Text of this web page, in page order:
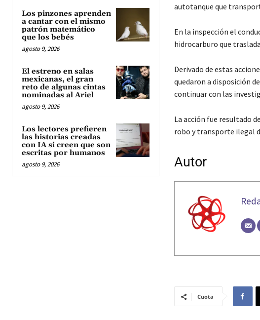
Los pinzones aprenden
a cantar con el mismo
patrón matemático
que los bebés
agosto 9, 2026
El estreno en salas
mexicanas, el gran
reto de algunas cintas
nominadas al Ariel
agosto 9, 2026
Los lectores prefieren
las historias creadas
con IA si creen que son
escritas por humanos
agosto 9, 2026
autotanque que
En la inspección el
hidrocarburo que
Derivado de estas
quedaron a disposición
continuar con las
La acción fue resultado
robo y transporte ilegal
Autor
Cuota